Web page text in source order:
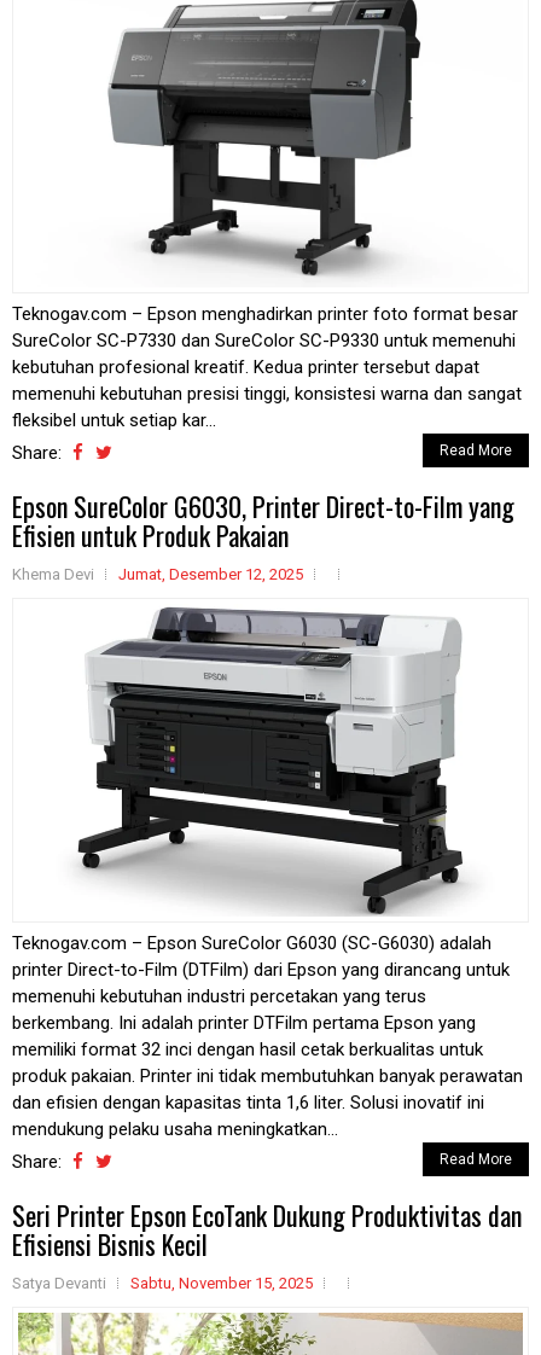
Teknogav.com – Epson menghadirkan printer foto format besar
SureColor SC-P7330 dan SureColor SC-P9330 untuk memenuhi
kebutuhan profesional kreatif. Kedua printer tersebut dapat
memenuhi kebutuhan presisi tinggi, konsistesi warna dan sangat
fleksibel untuk setiap kar...
Share:
Read More
Epson SureColor G6030, Printer Direct-to-Film yang
Efisien untuk Produk Pakaian
Khema Devi Jumat, Desember 12, 2025
Teknogav.com – Epson SureColor G6030 (SC-G6030) adalah
printer Direct-to-Film (DTFilm) dari Epson yang dirancang untuk
memenuhi kebutuhan industri percetakan yang terus
berkembang. Ini adalah printer DTFilm pertama Epson yang
memiliki format 32 inci dengan hasil cetak berkualitas untuk
produk pakaian. Printer ini tidak membutuhkan banyak perawatan
dan efisien dengan kapasitas tinta 1,6 liter. Solusi inovatif ini
mendukung pelaku usaha meningkatkan...
Share:
Read More
Seri Printer Epson EcoTank Dukung Produktivitas dan
Efisiensi Bisnis Kecil
Satya Devanti Sabtu, November 15, 2025